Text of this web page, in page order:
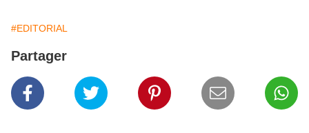
#EDITORIAL
Partager